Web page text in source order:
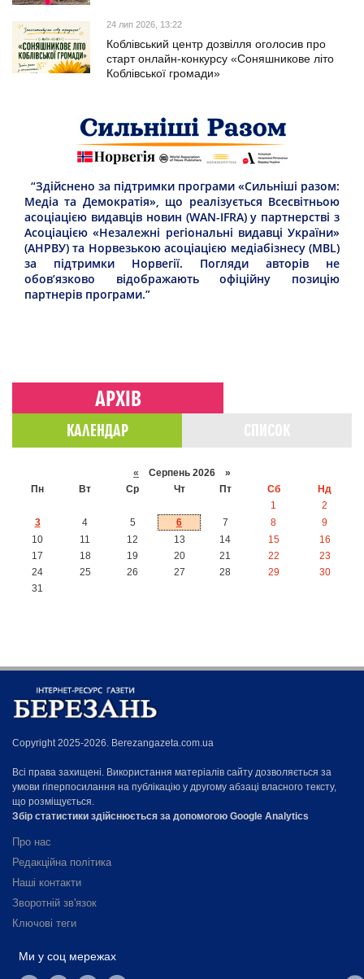
24 лип 2026, 13:22
Коблівський центр дозвілля оголосив про
старт онлайн-конкурсу «Соняшникове літо
Коблівської громади»
“Здійснено за підтримки програми «Сильніші разом:
Медіа та Демократія», що реалізується Всесвітньою
асоціацією видавців новин (WAN-IFRA) у партнерстві з
Асоціацією «Незалежні регіональні видавці України»
(АНРВУ) та Норвезькою асоціацією медіабізнесу (MBL)
за підтримки Норвегії. Погляди авторів не
обов’язково відображають офіційну позицію
партнерів програми.”
АРХІВ
КАЛЕНДАР
« Серпень 2026 »
Пн
Вт Ср Чт Пт Сб
Нд
1
2
3
4 5 6 7 8
9
10
11 12 13 14 15
16
17
18 19 20 21 22
23
24
25 26 27 28 29
30
31
Copyright 2025-2026. Berezangazeta.com.ua
Всі права захищені. Використання матеріалів сайту дозволяється за
умови гіперпосилання на публікацію у другому абзаці власного тексту,
що розміщується.
Збір статистики здійснюється за допомогою Google Analytics
Про нас
Редакційна політика
Наші контакти
Зворотній зв'язок
Ключові теги
Ми у соц мережах